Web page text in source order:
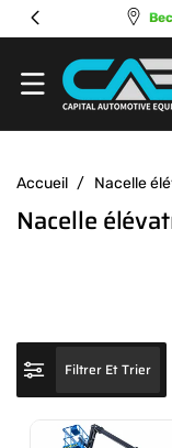
Passer Au
Accueil / Nacelle
C
e
c
t
Nacelle
Filtrer Et Trier